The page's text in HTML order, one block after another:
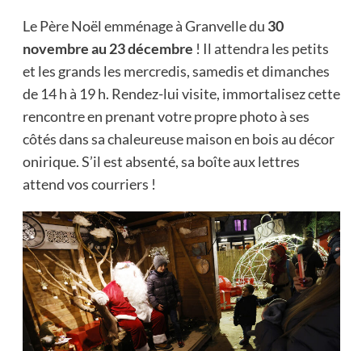
Le Père Noël emménage à Granvelle du 30
novembre au 23 décembre ! Il attendra les petits
et les grands les mercredis, samedis et dimanches
de 14 h à 19 h. Rendez-lui visite, immortalisez cette
rencontre en prenant votre propre photo à ses
côtés dans sa chaleureuse maison en bois au décor
onirique. S’il est absenté, sa boîte aux lettres
attend vos courriers !